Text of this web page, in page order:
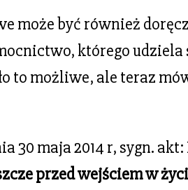
może być również
którego
możliwe, ale teraz
maja 2014 r, sygn. akt:
przed wejściem w